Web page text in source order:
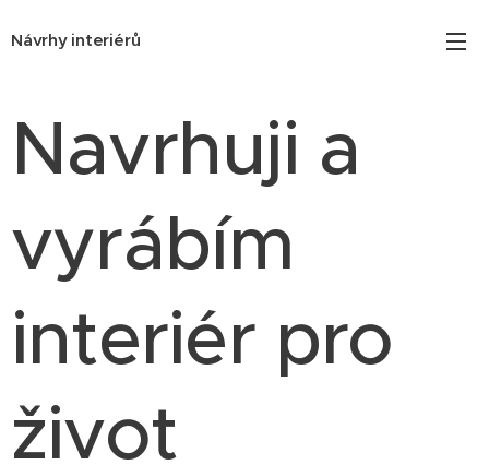
Návrhy interiérů
Navrhuji a
vyrábím
interiér pro
život